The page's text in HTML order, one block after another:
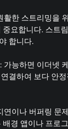
활한 스트리밍을
요합니다. 스트
합니다.
가능하면 이더넷
결하여 보다 안
연이나 버퍼링 문
경 앱이나 프로